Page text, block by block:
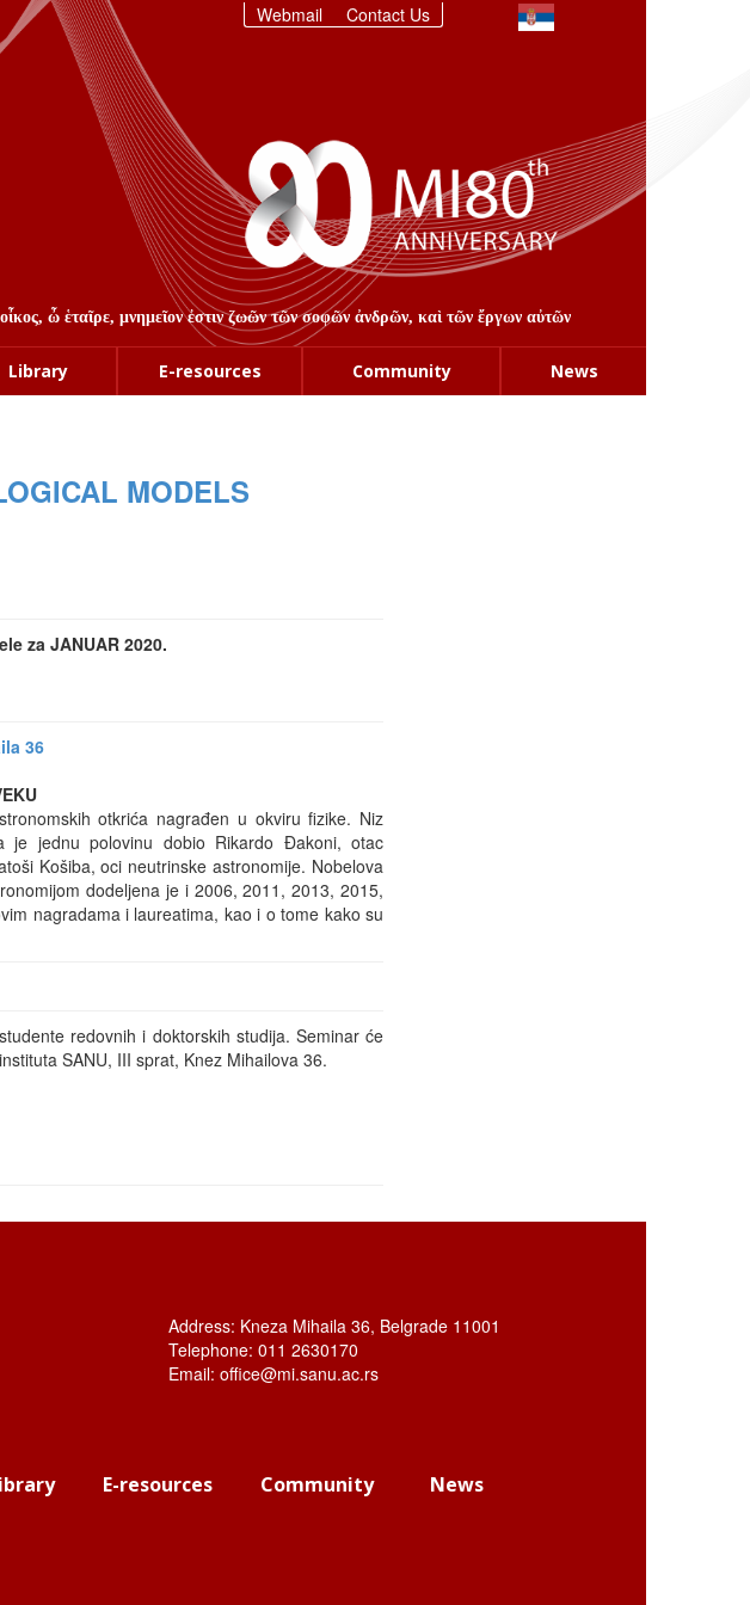
Webmail Contact Us
ὦ ἑταῖρε, μνημεῖον ἐστιν ζωῶν τῶν σοφῶν ἀνδρῶν, καὶ τῶν ἔργων αὐτῶν
Library E-resources Community News
MODELS
za JANUAR 2020.
36
otkrića nagrađen u okviru fizike. Niz
jednu polovinu dobio Rikardo Đakoni, otac
Košiba, oci neutrinske astronomije. Nobelova
dodeljena je i 2006, 2011, 2013, 2015,
nagradama i laureatima, kao i o tome kako su
redovnih i doktorskih studija. Seminar će
SANU, III sprat, Knez Mihailova 36.
Address: Kneza Mihaila 36, Belgrade 11001
Telephone: 011 2630170
Email: office@mi.sanu.ac.rs
E-resources Community News